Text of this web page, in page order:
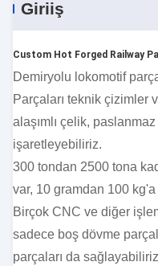
Giriiş
Custom Hot Forged Railway
Demiryolu lokomotif
Parçaları teknik çizimler
alaşımlı çelik,
işaretleyebiliriz.
300 tondan 2500 tona
var, 10 gramdan 100
Birçok CNC ve diğer
sadece boş dövme
parçaları da